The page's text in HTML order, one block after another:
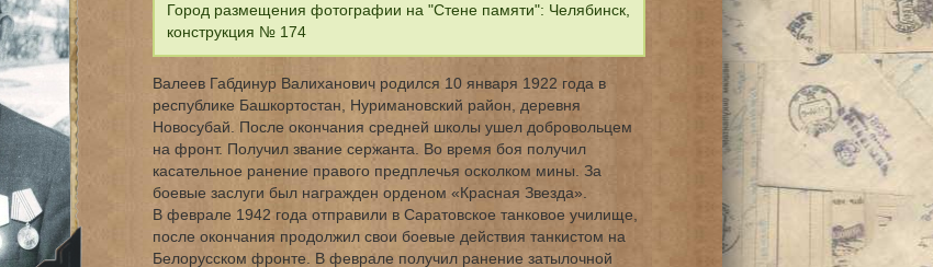
Город размещения фотографии на "Стене памяти": Челябинск,
конструкция № 174
Валеев Габдинур Валиханович родился 10 января 1922 года в
республике Башкортостан, Нуримановский район, деревня
Новосубай. После окончания средней школы ушел добровольцем
на фронт. Получил звание сержанта. Во время боя получил
касательное ранение правого предплечья осколком мины. За
боевые заслуги был награжден орденом «Красная Звезда».
В феврале 1942 года отправили в Саратовское танковое училище,
после окончания продолжил свои боевые действия танкистом на
Белорусском фронте. В феврале получил ранение затылочной